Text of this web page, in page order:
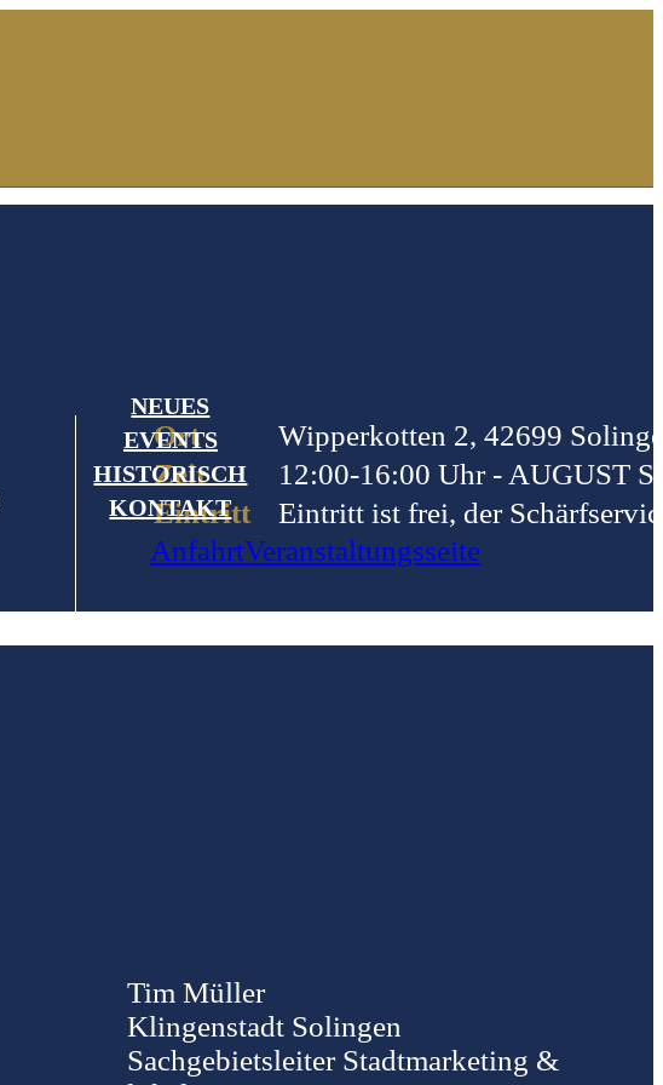
NEUES
EVENTS
HISTORISCH
KONTAKT
Ort
Wipperkotten 2, 42699
Zeit
12:00-16:00 Uhr - AUGUST
Eintritt
Eintritt ist frei, der
AnfahrtVeranstaltungsseite
Tim Müller
Klingenstadt Solingen
Sachgebietsleiter Stadtmarketing &